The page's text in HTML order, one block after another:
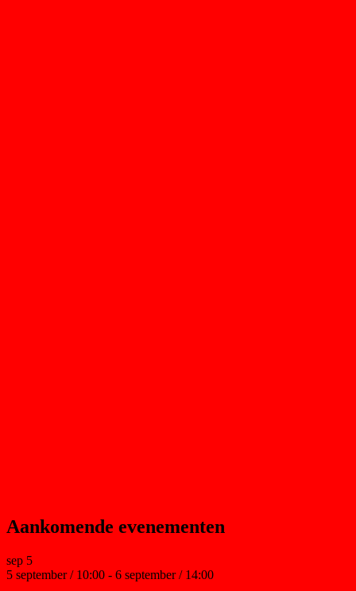
Aankomende evenementen
sep 5
5 september / 10:00 - 6 september / 14:00